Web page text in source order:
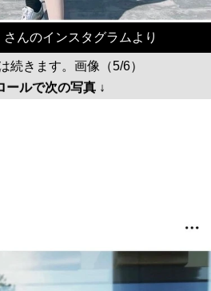
んのインスタグラムより
続きます。画像（5/6）
ールで次の写真 ↓